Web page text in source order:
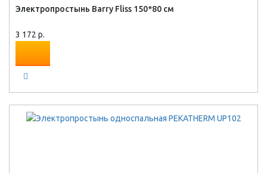
Электропростынь Barry Fliss 150*80 см
3 172 р.